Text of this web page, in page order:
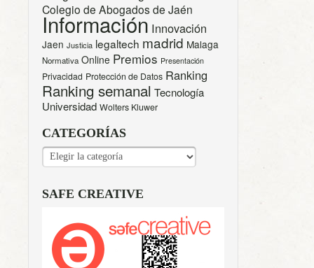
Colegio de Abogados de Jaén
Información Innovación
Jaen Justicia legaltech madrid Malaga
Normativa Online Premios Presentación
Privacidad Protección de Datos Ranking
Ranking semanal Tecnología
Universidad Wolters Kluwer
CATEGORÍAS
CATEGORÍAS
SAFE CREATIVE